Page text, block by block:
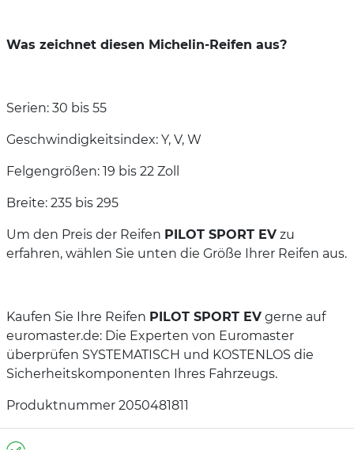
Was zeichnet diesen Michelin-Reifen aus?
Serien: 30 bis 55
Geschwindigkeitsindex: Y, V, W
Felgengrößen: 19 bis 22 Zoll
Breite: 235 bis 295
Um den Preis der Reifen PILOT SPORT EV zu
erfahren, wählen Sie unten die Größe Ihrer Reifen aus.
Kaufen Sie Ihre Reifen PILOT SPORT EV gerne auf
euromaster.de: Die Experten von Euromaster
überprüfen SYSTEMATISCH und KOSTENLOS die
Sicherheitskomponenten Ihres Fahrzeugs.
Produktnummer 2050481811